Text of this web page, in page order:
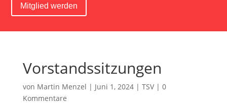
Mitglied werden
Vorstandssitzungen
von Martin Menzel | Juni 1, 2024| TSV| 0
Kommentare